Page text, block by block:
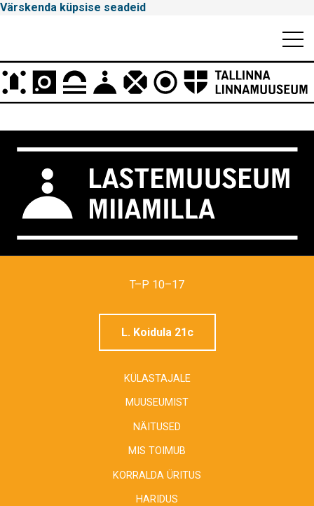
Värskenda küpsise seadeid
Peamenüü
T–P 10–17
L. Koidula 21c
KÜLASTAJALE
MUUSEUMIST
NÄITUSED
MIS TOIMUB
KORRALDA ÜRITUS
HARIDUS